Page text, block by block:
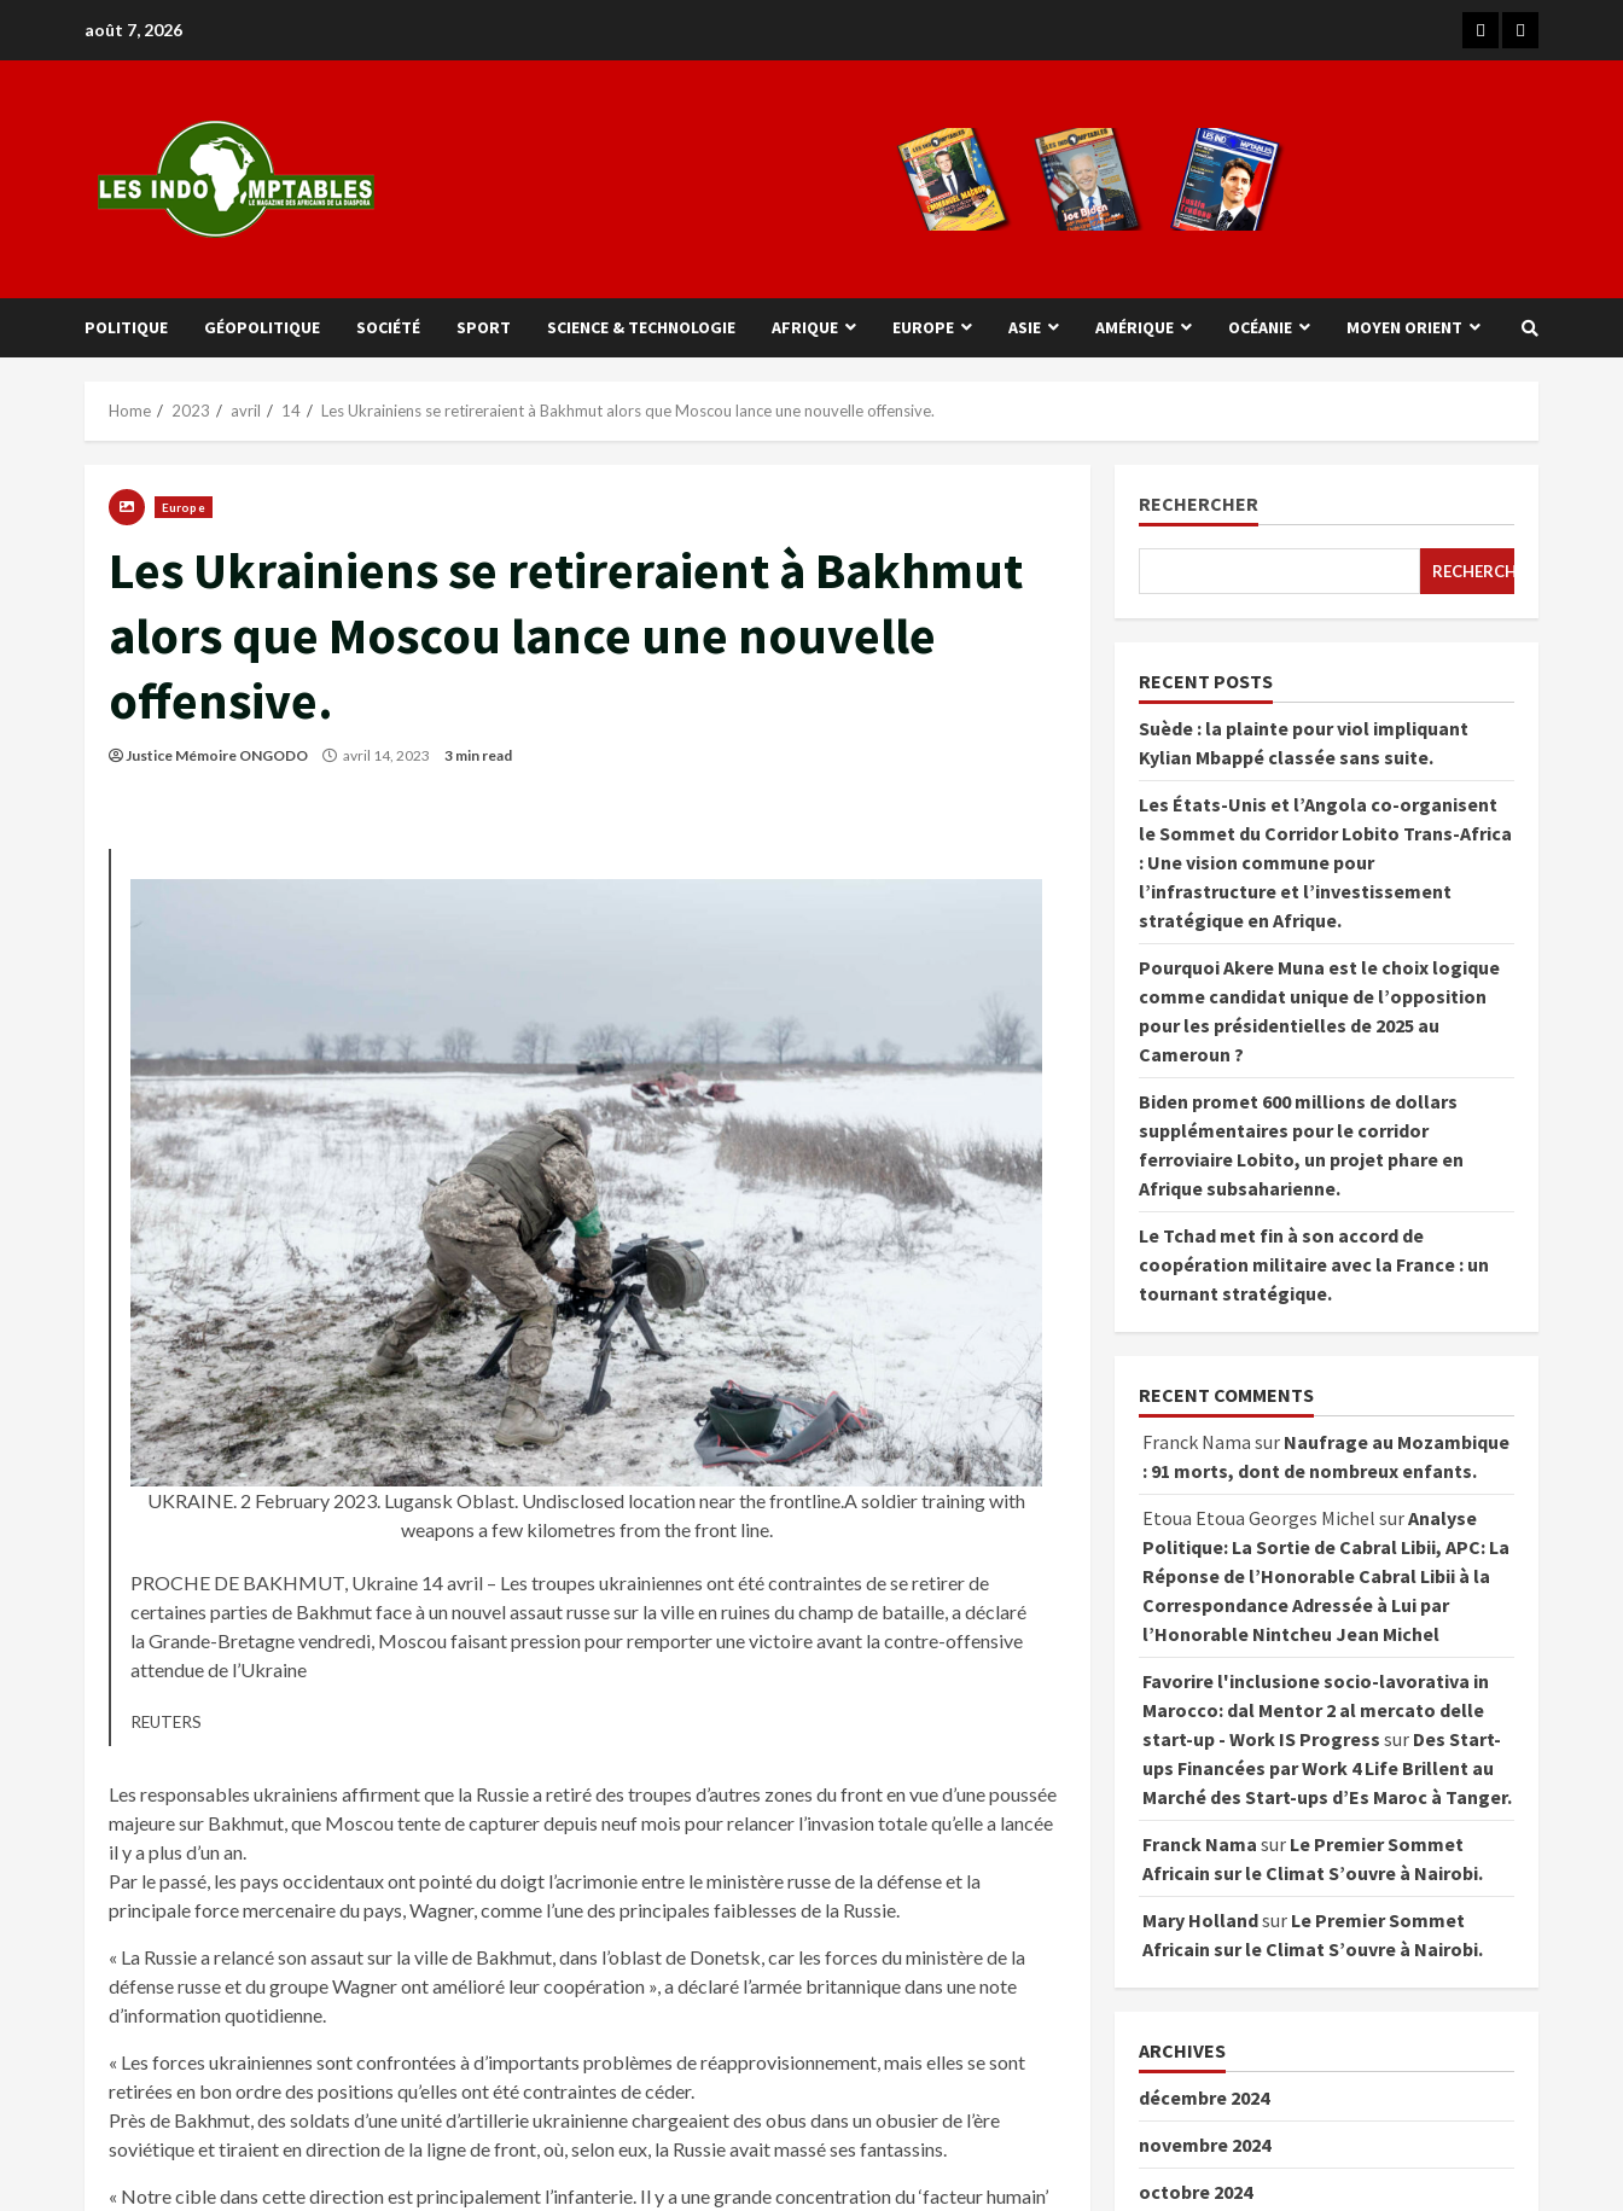
août 7, 2026
POLITIQUE GÉOPOLITIQUE SOCIÉTÉ SPORT SCIENCE & TECHNOLOGIE AFRIQUE EUROPE ASIE AMÉRIQUE OCÉANIE MOYEN ORIENT
Home 2023 avril 14 Les Ukrainiens se retireraient à Bakhmut alors que Moscou lance une nouvelle offensive.
Europe
Les Ukrainiens se retireraient à Bakhmut
alors que Moscou lance une nouvelle
offensive.
Justice Mémoire ONGODO avril 14, 2023 3 min read
UKRAINE. 2 February 2023. Lugansk Oblast. Undisclosed location near the frontline.A soldier training with
weapons a few kilometres from the front line.
PROCHE DE BAKHMUT, Ukraine 14 avril – Les troupes ukrainiennes ont été contraintes de se retirer de
certaines parties de Bakhmut face à un nouvel assaut russe sur la ville en ruines du champ de bataille, a déclaré
la Grande-Bretagne vendredi, Moscou faisant pression pour remporter une victoire avant la contre-offensive
attendue de l’Ukraine
REUTERS
Les responsables ukrainiens affirment que la Russie a retiré des troupes d’autres zones du front en vue d’une poussée
majeure sur Bakhmut, que Moscou tente de capturer depuis neuf mois pour relancer l’invasion totale qu’elle a lancée
il y a plus d’un an.
Par le passé, les pays occidentaux ont pointé du doigt l’acrimonie entre le ministère russe de la défense et la
principale force mercenaire du pays, Wagner, comme l’une des principales faiblesses de la Russie.
« La Russie a relancé son assaut sur la ville de Bakhmut, dans l’oblast de Donetsk, car les forces du ministère de la
défense russe et du groupe Wagner ont amélioré leur coopération », a déclaré l’armée britannique dans une note
d’information quotidienne.
« Les forces ukrainiennes sont confrontées à d’importants problèmes de réapprovisionnement, mais elles se sont
retirées en bon ordre des positions qu’elles ont été contraintes de céder.
Près de Bakhmut, des soldats d’une unité d’artillerie ukrainienne chargeaient des obus dans un obusier de l’ère
soviétique et tiraient en direction de la ligne de front, où, selon eux, la Russie avait massé ses fantassins.
« Notre cible dans cette direction est principalement l’infanterie. Il y a une grande concentration du ‘facteur humain’
RECHERCHER
RECHERCHER
RECENT POSTS
Suède : la plainte pour viol impliquant
Kylian Mbappé classée sans suite.
Les États-Unis et l’Angola co-organisent
le Sommet du Corridor Lobito Trans-Africa
: Une vision commune pour
l’infrastructure et l’investissement
stratégique en Afrique.
Pourquoi Akere Muna est le choix logique
comme candidat unique de l’opposition
pour les présidentielles de 2025 au
Cameroun ?
Biden promet 600 millions de dollars
supplémentaires pour le corridor
ferroviaire Lobito, un projet phare en
Afrique subsaharienne.
Le Tchad met fin à son accord de
coopération militaire avec la France : un
tournant stratégique.
RECENT COMMENTS
Franck Nama sur Naufrage au Mozambique
: 91 morts, dont de nombreux enfants.
Etoua Etoua Georges Michel surAnalyse
Politique: La Sortie de Cabral Libii, APC: La
Réponse de l’Honorable Cabral Libii à la
Correspondance Adressée à Lui par
l’Honorable Nintcheu Jean Michel
Favorire l'inclusione socio-lavorativa in
Marocco: dal Mentor 2 al mercato delle
start-up - Work IS Progress sur Des Start-
ups Financées par Work 4 Life Brillent au
Marché des Start-ups d’Es Maroc à Tanger.
Franck Nama sur Le Premier Sommet
Africain sur le Climat S’ouvre à Nairobi.
Mary Hollandsur Le Premier Sommet
Africain sur le Climat S’ouvre à Nairobi.
ARCHIVES
décembre 2024
novembre 2024
octobre 2024